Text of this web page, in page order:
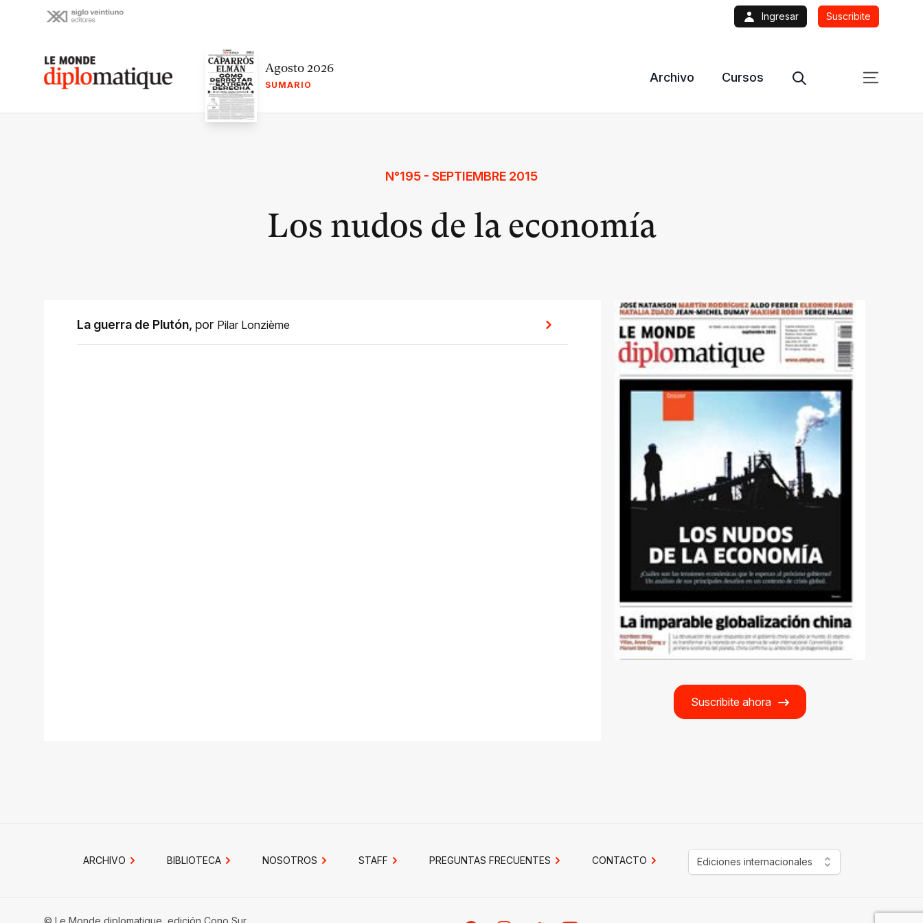
Ingresar Suscribite
Le monde diplomatique Agosto 2026
SUMARIO
Archivo Cursos
N°195 - SEPTIEMBRE 2015
Los nudos de la economía
Suscribite ahora
La guerra de Plutón, por Pilar Lonzième
ARCHIVO BIBLIOTECA NOSOTROS STAFF PREGUNTAS FRECUENTES CONTACTO Ediciones internacionales
© Le Monde diplomatique, edición Cono Sur.